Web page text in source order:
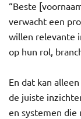
“Beste
verwacht een
willen relevante
op hun rol,
En dat kan
de juiste
en systemen die